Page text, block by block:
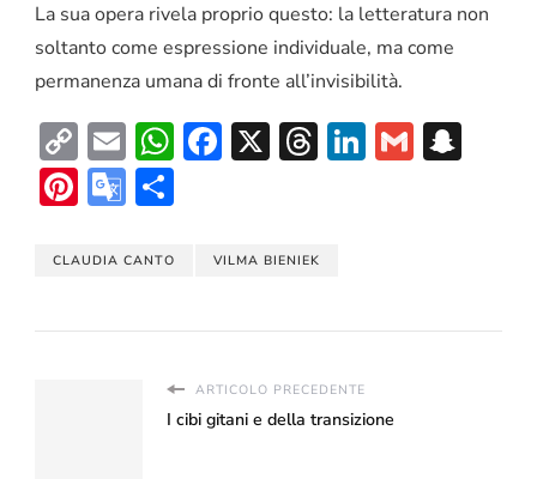
La sua opera rivela proprio questo: la letteratura non
soltanto come espressione individuale, ma come
permanenza umana di fronte all’invisibilità.
Copy
Link
EmailWhatsApp
Facebook
X Threads
LinkedIn
Gmail
Pinterest
Google
CLAUDIA CANTO VILMA BIENIEK
ARTICOLO PRECEDENTE
I cibi gitani e della transizione